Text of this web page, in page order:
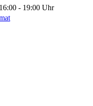
- 19:00 Uhr